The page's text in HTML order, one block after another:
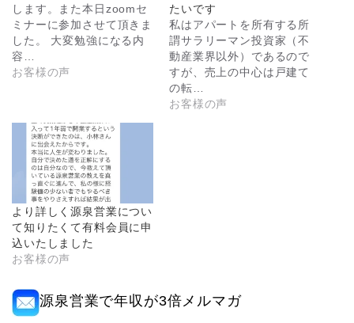
します。また本日zoomセ
ミナーに参加させて頂きま
した。 大変勉強になる内
容…
お客様の声
たいです
私はアパートを所有する所
謂サラリーマン投資家（不
動産業界以外）であるので
すが、売上の中心は戸建て
の転…
お客様の声
より詳しく源泉営業につい
て知りたくて有料会員に申
込いたしました
お客様の声
源泉営業で年収が3倍メルマガ